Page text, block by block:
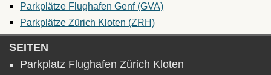
Parkplätze Flughafen Genf (GVA)
Parkplätze Zürich Kloten (ZRH)
SEITEN
Parkplatz Flughafen Zürich Kloten